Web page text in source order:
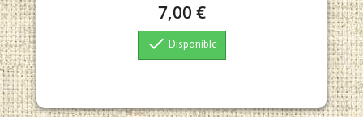
7,00 €
 Disponible